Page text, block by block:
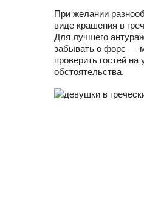
При желании
виде крашения в
Для лучшего
забывать о форс —
проверить гостей
обстоятельства.